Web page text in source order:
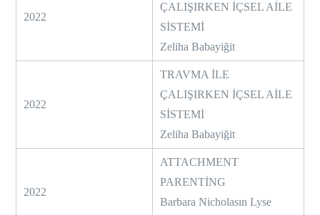
2022
ÇALIŞIRKEN İÇSEL AİLE
SİSTEMİ
Zeliha Babayiğit
2022
TRAVMA İLE
ÇALIŞIRKEN İÇSEL AİLE
SİSTEMİ
Zeliha Babayiğit
2022
ATTACHMENT
PARENTİNG
Barbara Nicholasın Lyse